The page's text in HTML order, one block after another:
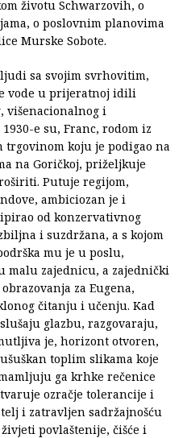
životu Schwarzovih, o
o poslovnim planovima
Murske Sobote.
sa svojim svrhovitim,
vode u prijeratnoj idili
višenacionalnog i
e su, Franc, rodom iz
trgovinom koju je podigao na
na Goričkoj, priželjkuje
Putuje regijom,
ambiciozan je i
od konzervativnog
i suzdržana, a s kojom
mu je u poslu,
zajednicu, a zajednički
za Eugena,
čitanju i učenju. Kad
glazbu, razgovaraju,
je, horizont otvoren,
toplim slikama koje
ga krhke rečenice
ozračje tolerancije i
i zatravljen sadržajnošću
povlaštenije, čišće i